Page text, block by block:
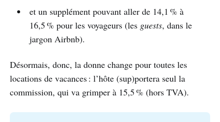
et un supplément pouvant aller de 14,1 % à
16,5 % pour les voyageurs (les guests, dans le
jargon Airbnb).
Désormais, donc, la donne change pour toutes les
locations de vacances : l’hôte (sup)portera seul la
commission, qui va grimper à 15,5 % (hors TVA).